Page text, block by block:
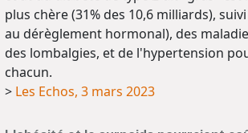
plus chère (31% des 10,6 milliards),
au dérèglement hormonal), des
des lombalgies, et de l'hypertension
chacun.
> Les Echos, 3 mars 2023